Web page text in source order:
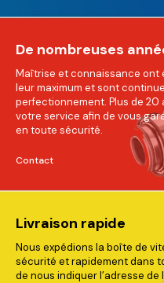
De nombreuses
Maîtrise et connaissance ont
leur maximum et sont
perfectionnement. Plus de 20
votre service afin de vous
en toute sécurité.
Contact
Livraison rapide
Nous expédions la boîte de
sécurité et rapidement dans
de nous indiquer l’adresse de